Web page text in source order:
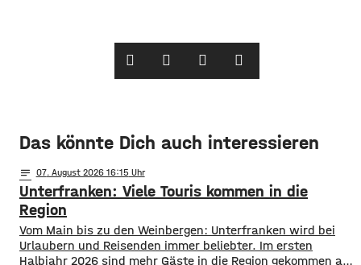
Das könnte Dich auch interessieren
notes 07. August 2026 16:15
Unterfranken: Viele Touris kommen in die
Region
Vom Main bis zu den Weinbergen: Unterfranken wird bei
Urlaubern und Reisenden immer beliebter. Im ersten
Halbjahr 2026 sind mehr Gäste in die Region gekommen als